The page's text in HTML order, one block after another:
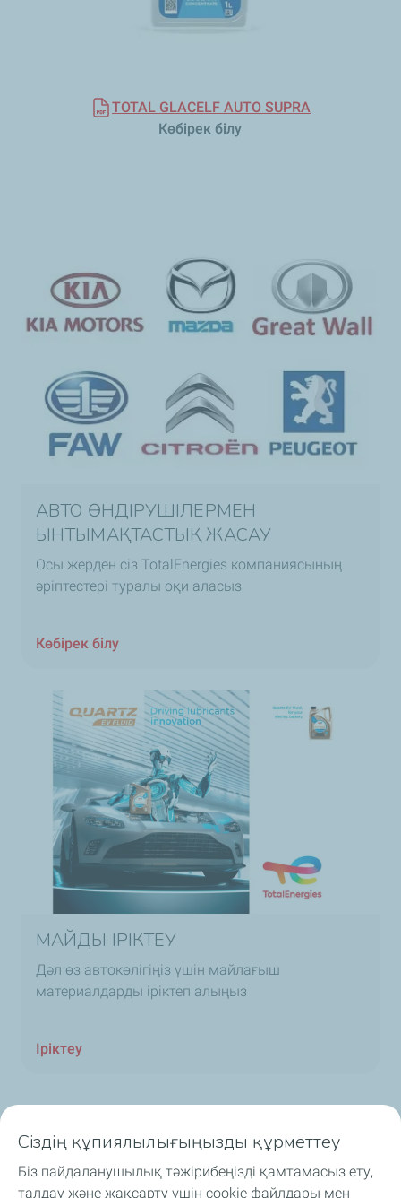
TOTAL GLACELF AUTO SUPRA
Көбірек білу
АВТО ӨНДІРУШІЛЕРМЕН
ЫНТЫМАҚТАСТЫҚ ЖАСАУ
Осы жерден сіз TotalEnergies компаниясының
әріптестері туралы оқи аласыз
Көбірек білу
МАЙДЫ ІРІКТЕУ
Дәл өз автокөлігіңіз үшін майлағыш
материалдарды іріктеп алыңыз
Іріктеу
Автомобильдік майлар
Сіздің құпиялылығыңызды құрметтеу
Біз пайдаланушылық тәжірибеңізді қамтамасыз ету,
талдау және жақсарту үшін cookie файлдары мен